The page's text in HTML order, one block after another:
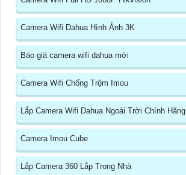
Camera Wifi Dahua Hình Ảnh 3K
Báo giá camera wifi dahua mới
Camera Wifi Chống Trộm Imou
Lắp Camera Wifi Dahua Ngoài Trời Chính Hãng
Camera Imou Cube
Lắp Camera 360 Lắp Trong Nhà